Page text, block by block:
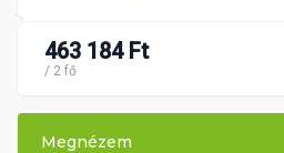
463 184 Ft
/ 2 fő
Megnézem